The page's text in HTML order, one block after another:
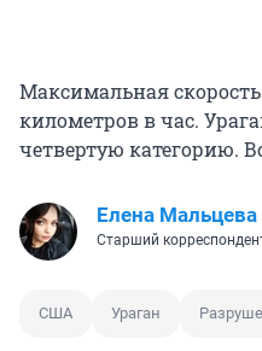
Максимальная скорость
километров в час.
четвертую категорию.
Елена Мальцева
Старший
США Ураган